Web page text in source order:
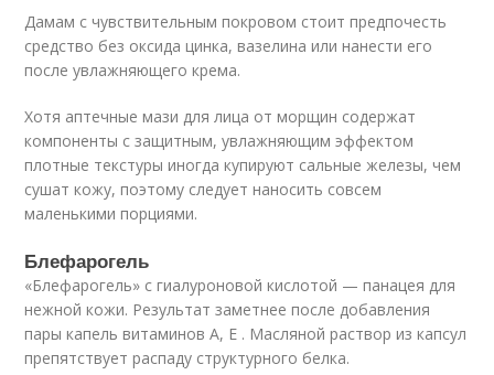
Дамам с чувствительным покровом стоит предпочесть
средство без оксида цинка, вазелина или нанести его
после увлажняющего крема.
Хотя аптечные мази для лица от морщин содержат
компоненты с защитным, увлажняющим эффектом
плотные текстуры иногда купируют сальные железы, чем
сушат кожу, поэтому следует наносить совсем
маленькими порциями.
Блефарогель
«Блефарогель» с гиалуроновой кислотой — панацея для
нежной кожи. Результат заметнее после добавления
пары капель витаминов А, Е . Масляной раствор из капсул
препятствует распаду структурного белка.